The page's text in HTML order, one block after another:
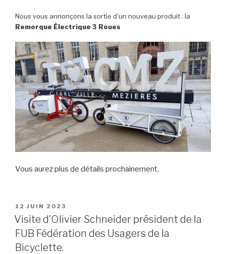
Nous vous annonçons la sortie d’un nouveau produit : la
Remorque Électrique 3 Roues
Vous aurez plus de détails prochainement.
PUBLIÉ
LE
12 JUIN 2023
Visite d’Olivier Schneider président de la
FUB Fédération des Usagers de la
Bicyclette.